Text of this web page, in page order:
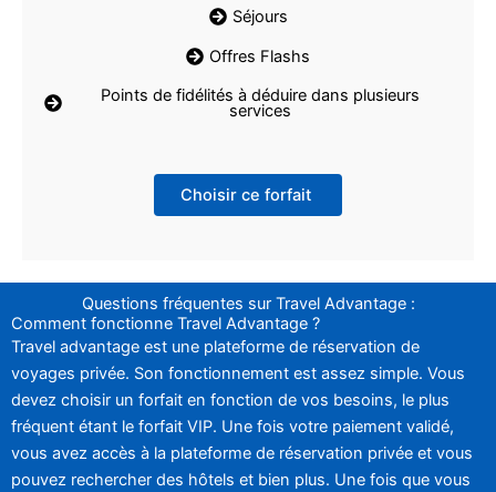
Séjours
Offres Flashs
Points de fidélités à déduire dans plusieurs
services
Choisir ce forfait
Questions fréquentes sur Travel Advantage :
Comment fonctionne Travel Advantage ?
Travel advantage est une plateforme de réservation de
voyages privée. Son fonctionnement est assez simple. Vous
devez choisir un forfait en fonction de vos besoins, le plus
fréquent étant le forfait VIP. Une fois votre paiement validé,
vous avez accès à la plateforme de réservation privée et vous
pouvez rechercher des hôtels et bien plus. Une fois que vous